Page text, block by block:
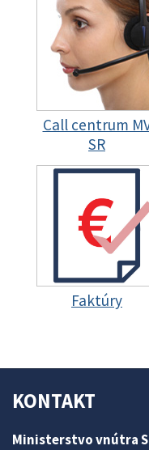
Call centrum
SR
Faktúry
KONTAKT
Ministerstvo vnútra